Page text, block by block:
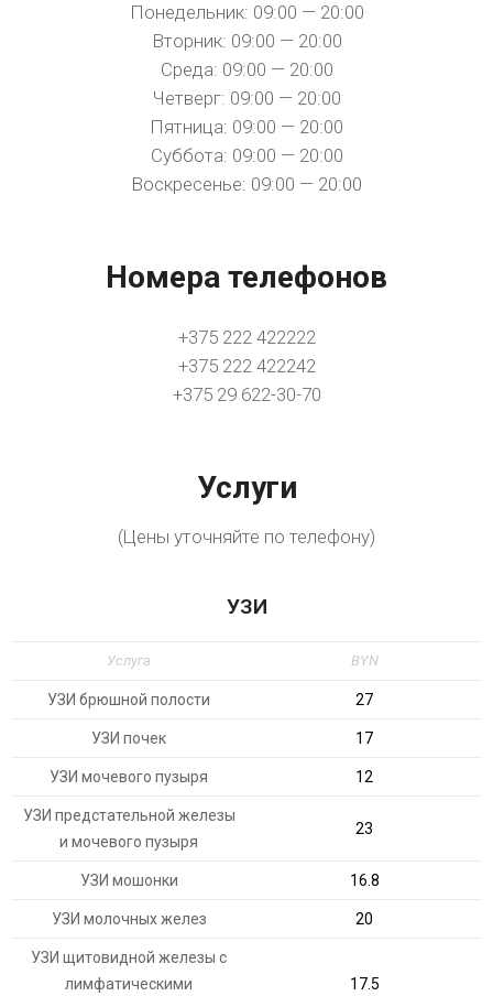
Понедельник: 09:00 — 20:00
Вторник: 09:00 — 20:00
Среда: 09:00 — 20:00
Четверг: 09:00 — 20:00
Пятница: 09:00 — 20:00
Суббота: 09:00 — 20:00
Воскресенье: 09:00 — 20:00
Номера телефонов
+375 222 422222
+375 222 422242
+375 29 622-30-70
Услуги
(Цены уточняйте по телефону)
УЗИ
Услуга BYN
УЗИ брюшной полости 27
УЗИ почек 17
УЗИ мочевого пузыря 12
УЗИ предстательной железы
и мочевого пузыря
23
УЗИ мошонки 16.8
УЗИ молочных желез 20
УЗИ щитовидной железы с
лимфатическими
17.5